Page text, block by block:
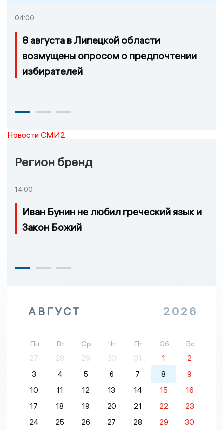
04:00
8 августа в Липецкой области
возмущены опросом о предпочтении
избирателей
Новости СМИ2
Регион бренд
14:00
Иван Бунин не любил греческий язык и
Закон Божий
АВГУСТ 2026
Пн Вт Ср Чт Пт Сб
Вс
27
28 29 30 31 1
2
3
4 5 6 7 8
9
10
11 12 13 14 15
16
17
18 19 20 21 22
23
24
25 26 27 28 29 30